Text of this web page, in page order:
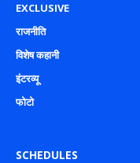
EXCLUSIVE
राजनीति
विशेष कहानी
इंटरव्यू
फोटो
SCHEDULES